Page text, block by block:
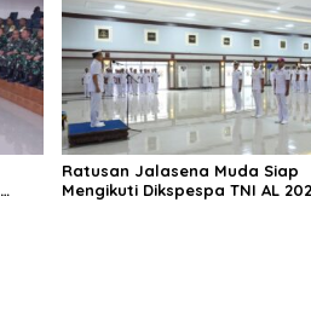
Ratusan Jalasena Muda Siap
Mengikuti Dikspespa TNI AL